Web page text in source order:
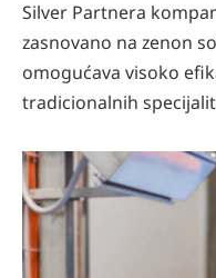
Silver Partnera
zasnovano na zenon
omogućava visoko
tradicionalnih